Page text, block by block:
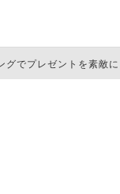
グでプレゼントを素敵